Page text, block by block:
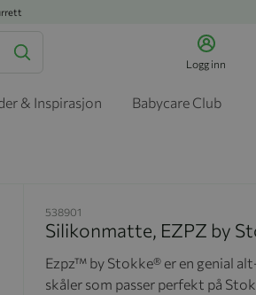
Logg inn
& Inspirasjon Babycare Club
538901
Silikonmatte, EZPZ by
Ezpz™ by Stokke® er en genial
skåler som passer perfekt på